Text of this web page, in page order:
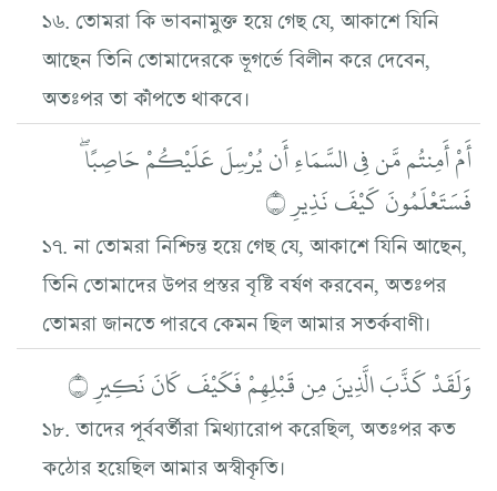
১৬. তোমরা কি ভাবনামুক্ত হয়ে গেছ যে, আকাশে যিনি
আছেন তিনি তোমাদেরকে ভূগর্ভে বিলীন করে দেবেন,
অতঃপর তা কাঁপতে থাকবে।
أَمْ أَمِنتُم مَّن فِي السَّمَاءِ أَن يُرْسِلَ عَلَيْكُمْ حَاصِبًا ۖ
فَسَتَعْلَمُونَ كَيْفَ نَذِيرِ ۝
১৭. না তোমরা নিশ্চিন্ত হয়ে গেছ যে, আকাশে যিনি আছেন,
তিনি তোমাদের উপর প্রস্তর বৃষ্টি বর্ষণ করবেন, অতঃপর
তোমরা জানতে পারবে কেমন ছিল আমার সতর্কবাণী।
وَلَقَدْ كَذَّبَ الَّذِينَ مِن قَبْلِهِمْ فَكَيْفَ كَانَ نَكِيرِ ۝
১৮. তাদের পূর্ববর্তীরা মিথ্যারোপ করেছিল, অতঃপর কত
কঠোর হয়েছিল আমার অস্বীকৃতি।